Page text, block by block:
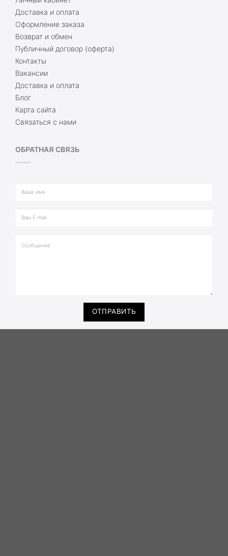
Доставка и оплата
Оформление заказа
Возврат и обмен
Публичный договор (оферта)
Контакты
Вакансии
Доставка и оплата
Блог
Карта сайта
Связаться с нами
ОБРАТНАЯ СВЯЗЬ
ОТПРАВИТЬ